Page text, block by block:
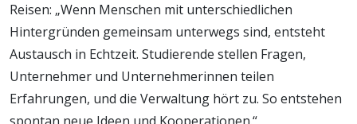
Reisen: „Wenn Menschen mit unterschiedlichen
Hintergründen gemeinsam unterwegs sind, entsteht
Austausch in Echtzeit. Studierende stellen Fragen,
Unternehmer und Unternehmerinnen teilen
Erfahrungen, und die Verwaltung hört zu. So entstehen